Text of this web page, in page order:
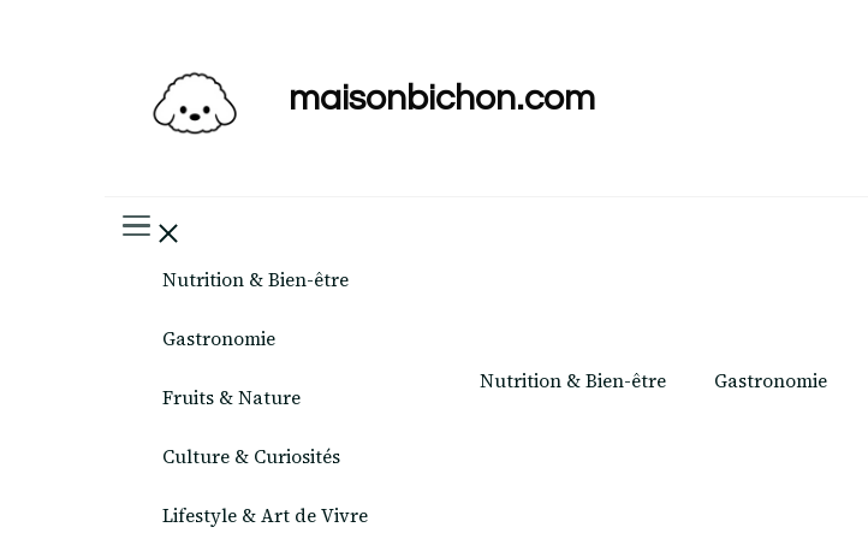
maisonbichon.com
Nutrition & Bien-être
Gastronomie
Fruits & Nature
Culture & Curiosités
Lifestyle & Art de Vivre
Nutrition & Bien-être Gastronomie